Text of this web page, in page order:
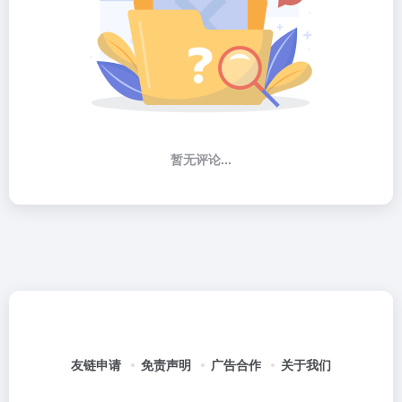
暂无评论...
友链申请 免责声明 广告合作 关于我们